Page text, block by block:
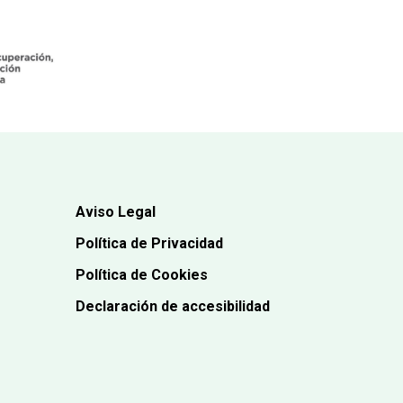
Aviso Legal
Política de Privacidad
Política de Cookies
Declaración de accesibilidad